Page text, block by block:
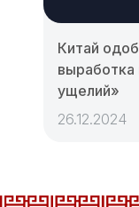
Китай
ущелий»
26.12.2024